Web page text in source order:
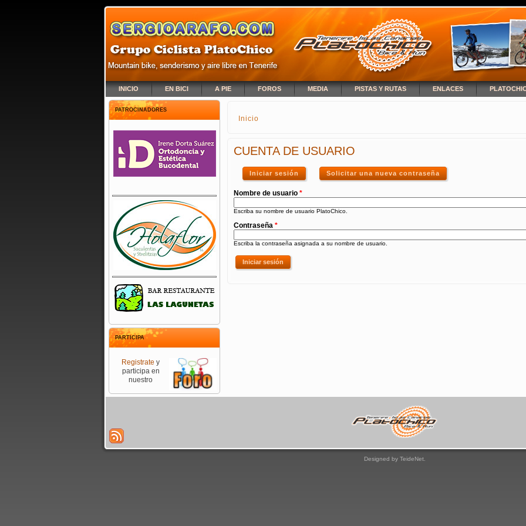
INICIO EN BICI A PIE FOROS MEDIA PISTAS Y RUTAS ENLACES
PATROCINADORES
PARTICIPA
Registrate y
participa en
nuestro
SE ENCUENTRA USTED AQUÍ
Inicio
CUENTA DE USUARIO
Iniciar sesión (solapa activa)Solicitar una nueva contraseña
Nombre de usuario *
Escriba su nombre de usuario PlatoChico.
Contraseña *
Escriba la contraseña asignada a su nombre de usuario.
Designed by TeideNet.